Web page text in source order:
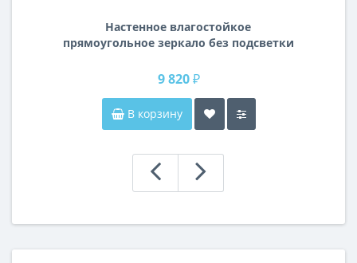
Настенное влагостойкое
прямоугольное зеркало без подсветки
9 820 ₽
В корзину